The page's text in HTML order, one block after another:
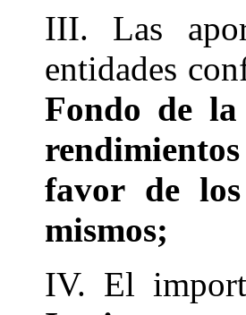
III. Las
entidades
Fondo de
favor de
mismos;
IV. El